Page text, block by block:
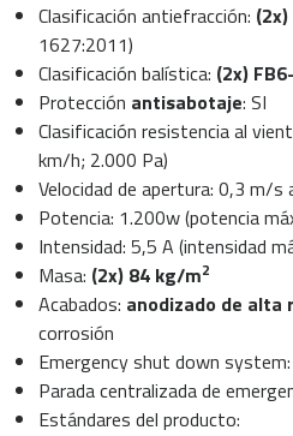
Clasificación antiefracción: (2x)
1627:2011)
Clasificación balística: (2x)
Protección antisabotaje: SI
Clasificación resistencia al
km/h; 2.000 Pa)
Velocidad de apertura: 0,3 m/s
Potencia: 1.200w (potencia
Intensidad: 5,5 A (intensidad
Masa: (2x) 84 kg/m2
Acabados: anodizado de alta
corrosión
Emergency shut down system:
Parada centralizada de
Estándares del producto: